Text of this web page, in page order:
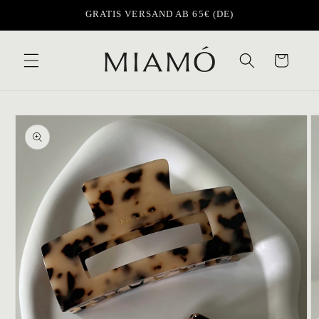
Inhalt
GRATIS VERSAND AB 65€ (DE)
Warenkorb